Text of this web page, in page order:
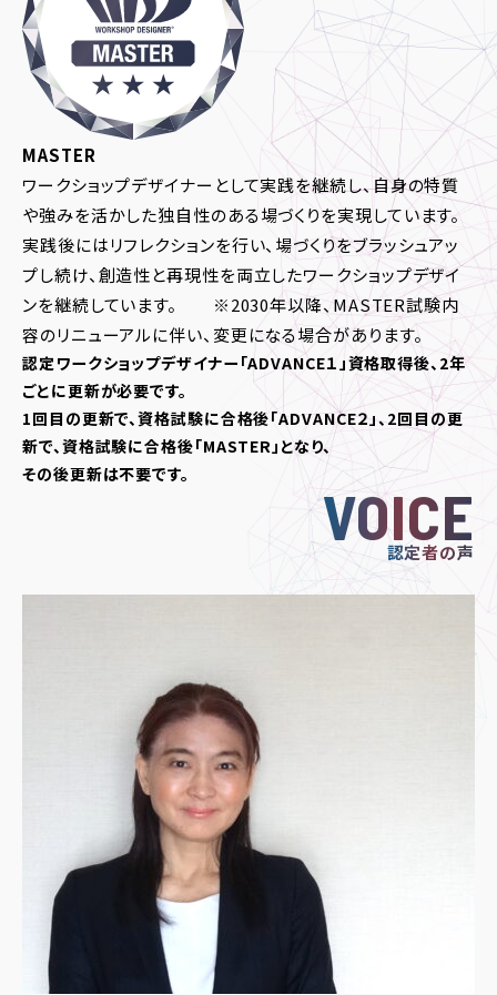
MASTER
ワークショップデザイナーとして実践を継続し、自身の特質
や強みを活かした独自性のある場づくりを実現しています。
実践後にはリフレクションを行い、場づくりをブラッシュアッ
プし続け、創造性と再現性を両立したワークショップデザイ
ンを継続しています。 ※2030年以降、MASTER試験内
容のリニューアルに伴い、変更になる場合があります。
認定ワークショップデザイナー「ADVANCE１」資格取得後、2年
ごとに更新が必要です。
1回目の更新で、資格試験に合格後「ADVANCE２」、2回目の更
新で、資格試験に合格後「MASTER」となり、
その後更新は不要です。
VOICE
認定者の声